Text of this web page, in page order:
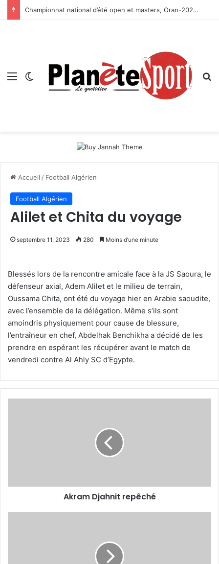
Championnat national d’été open et masters, Oran-2026 — Le CRB s’adjuge le titre
Menu Switch skin
Accueil / Football Algérien
Football Algérien
Alilet et Chita du voyage
septembre 11, 2023 280 Moins d’une minute
Blessés lors de la rencontre amicale face à la JS Saoura, le
défenseur axial, Adem Alilet et le milieu de terrain,
Oussama Chita, ont été du voyage hier en Arabie saoudite,
avec l’ensemble de la délégation. Même s’ils sont
amoindris physiquement pour cause de blessure,
l’entraîneur en chef, Abdelhak Benchikha a décidé de les
prendre en espérant les récupérer avant le match de
vendredi contre Al Ahly SC d’Egypte.
Akram Djahnit repêché